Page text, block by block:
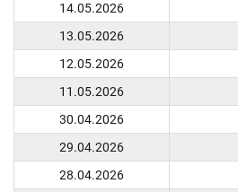
14.05.2026
13.05.2026
12.05.2026
11.05.2026
30.04.2026
29.04.2026
28.04.2026